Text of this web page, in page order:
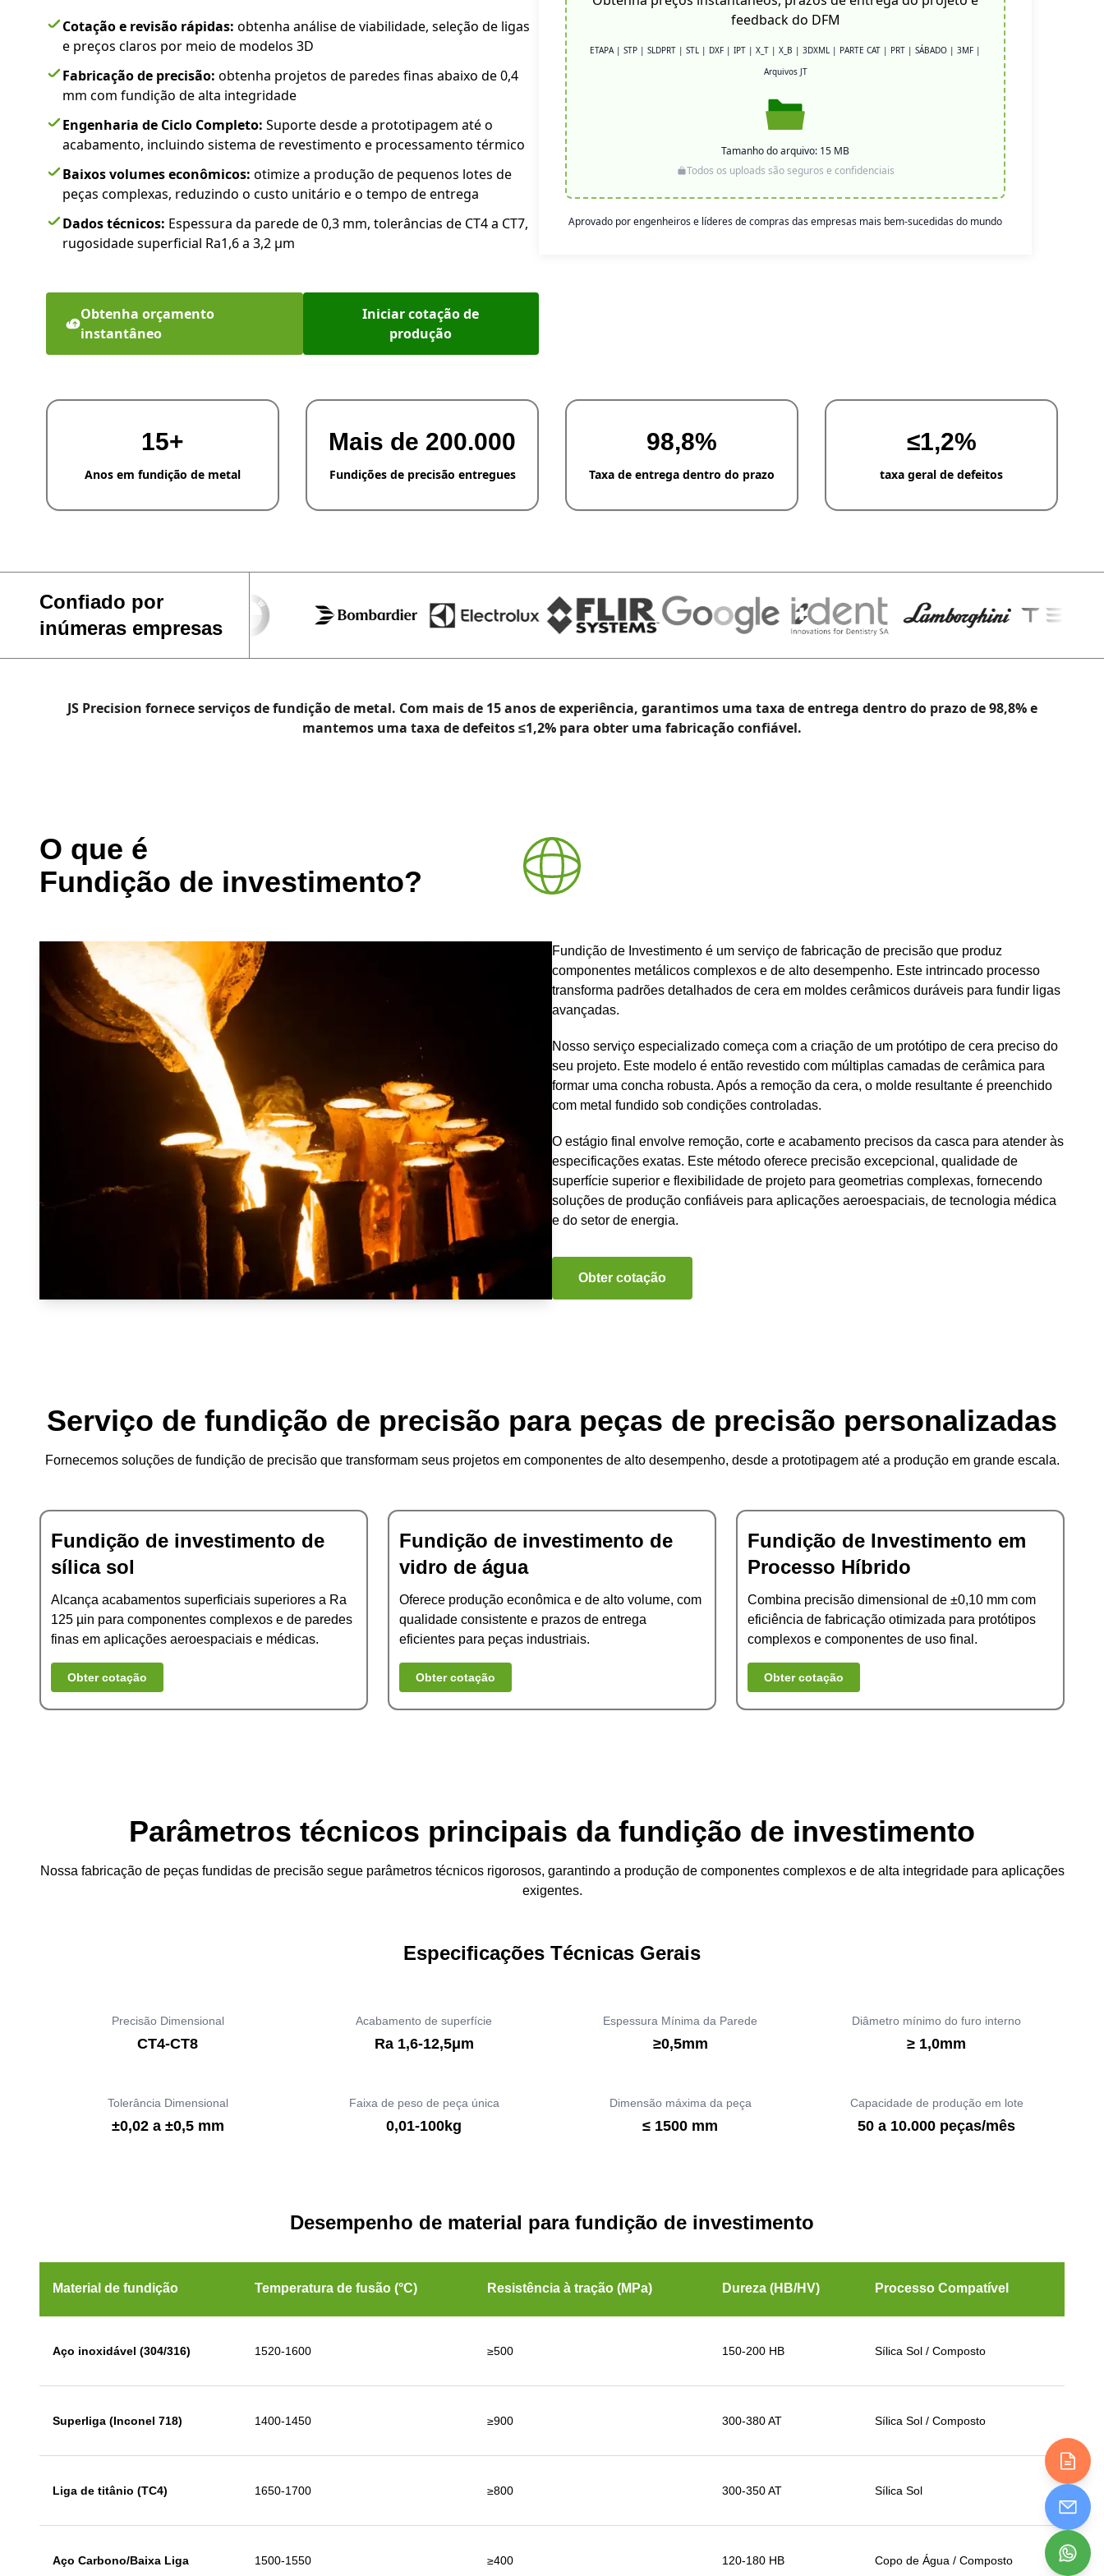
Cotação e revisão rápidas: obtenha análise de viabilidade, seleção de ligas
e preços claros por meio de modelos 3D
Fabricação de precisão: obtenha projetos de paredes finas abaixo de 0,4
mm com fundição de alta integridade
Engenharia de Ciclo Completo: Suporte desde a prototipagem até o
acabamento, incluindo sistema de revestimento e processamento térmico
Baixos volumes econômicos: otimize a produção de pequenos lotes de
peças complexas, reduzindo o custo unitário e o tempo de entrega
Dados técnicos: Espessura da parede de 0,3 mm, tolerâncias de CT4 a CT7,
rugosidade superficial Ra1,6 a 3,2 μm
Obtenha orçamento
instantâneo
Iniciar cotação de
produção
feedback do DFM
ETAPA | STP | SLDPRT | STL | DXF | IPT | X_T | X_B | 3DXML | PARTE CAT | PRT | SÁBADO | 3MF |
Arquivos JT
Tamanho do arquivo: 15 MB
Todos os uploads são seguros e confidenciais
Aprovado por engenheiros e líderes de compras das empresas mais bem-sucedidas do mundo
15+
Anos em fundição de metal
Mais de 200.000
Fundições de precisão entregues
98,8%
Taxa de entrega dentro do prazo
≤1,2%
taxa geral de defeitos
Confiado por
inúmeras empresas
JS Precision fornece serviços de fundição de metal. Com mais de 15 anos de experiência, garantimos uma taxa de entrega dentro do prazo de 98,8% e
mantemos uma taxa de defeitos ≤1,2% para obter uma fabricação confiável.
O que é
Fundição de investimento?
Fundição de Investimento é um serviço de fabricação de precisão que produz
componentes metálicos complexos e de alto desempenho. Este intrincado processo
transforma padrões detalhados de cera em moldes cerâmicos duráveis ​​para fundir ligas
avançadas.
Nosso serviço especializado começa com a criação de um protótipo de cera preciso do
seu projeto. Este modelo é então revestido com múltiplas camadas de cerâmica para
formar uma concha robusta. Após a remoção da cera, o molde resultante é preenchido
com metal fundido sob condições controladas.
O estágio final envolve remoção, corte e acabamento precisos da casca para atender às
especificações exatas. Este método oferece precisão excepcional, qualidade de
superfície superior e flexibilidade de projeto para geometrias complexas, fornecendo
soluções de produção confiáveis ​​para aplicações aeroespaciais, de tecnologia médica
e do setor de energia.
Obter cotação
Serviço de fundição de precisão para peças de precisão personalizadas
Fornecemos soluções de fundição de precisão que transformam seus projetos em componentes de alto desempenho, desde a prototipagem até a produção em grande escala.
Fundição de investimento de
sílica sol
Alcança acabamentos superficiais superiores a Ra
125 µin para componentes complexos e de paredes
finas em aplicações aeroespaciais e médicas.
Obter cotação
Fundição de investimento de
vidro de água
Oferece produção econômica e de alto volume, com
qualidade consistente e prazos de entrega
eficientes para peças industriais.
Obter cotação
Fundição de Investimento em
Processo Híbrido
Combina precisão dimensional de ±0,10 mm com
eficiência de fabricação otimizada para protótipos
complexos e componentes de uso final.
Obter cotação
Parâmetros técnicos principais da fundição de investimento
Nossa fabricação de peças fundidas de precisão segue parâmetros técnicos rigorosos, garantindo a produção de componentes complexos e de alta integridade para aplicações
exigentes.
Especificações Técnicas Gerais
Precisão Dimensional
CT4-CT8
Acabamento de superfície
Ra 1,6-12,5μm
Espessura Mínima da Parede
≥0,5mm
Diâmetro mínimo do furo interno
≥ 1,0mm
Tolerância Dimensional
±0,02 a ±0,5 mm
Faixa de peso de peça única
0,01-100kg
Dimensão máxima da peça
≤ 1500 mm
Capacidade de produção em lote
50 a 10.000 peças/mês
Desempenho de material para fundição de investimento
Material de fundição Temperatura de fusão (°C) Resistência à tração (MPa) Dureza (HB/HV) Processo Compatível
Aço inoxidável (304/316) 1520-1600 ≥500 150-200 HB Sílica Sol / Composto
Superliga (Inconel 718) 1400-1450 ≥900 300-380 AT Sílica Sol / Composto
Liga de titânio (TC4) 1650-1700 ≥800 300-350 AT Sílica Sol
Aço Carbono/Baixa Liga 1500-1550 ≥400 120-180 HB Copo de Água / Composto